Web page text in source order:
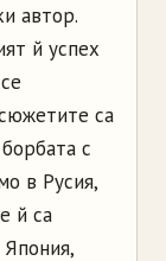
автор.
й успех
са
с
в Русия,
й са